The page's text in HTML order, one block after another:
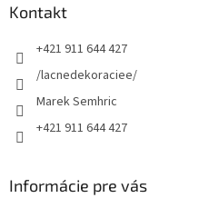
Kontakt
+421 911 644 427
/lacnedekoraciee/
Marek Semhric
+421 911 644 427
Informácie pre vás